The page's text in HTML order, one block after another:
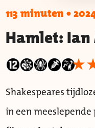
113 minuten•
Hamlet: Ian
Shakespeares
in een